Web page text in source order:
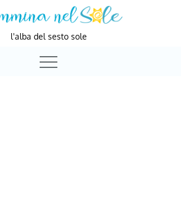
l'alba del sesto sole